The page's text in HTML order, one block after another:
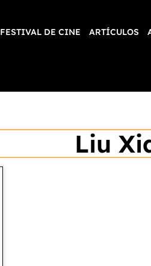
FESTIVAL DE CINE ARTÍCULOS
Liu